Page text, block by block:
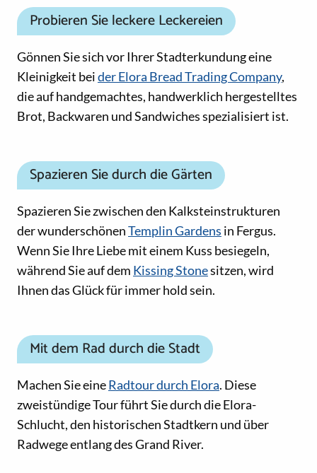
Probieren Sie leckere Leckereien
Gönnen Sie sich vor Ihrer Stadterkundung eine
Kleinigkeit beider Elora Bread Trading Company,
die auf handgemachtes, handwerklich hergestelltes
Brot, Backwaren und Sandwiches spezialisiert ist.
Spazieren Sie durch die Gärten
Spazieren Sie zwischen den Kalksteinstrukturen
der wunderschönenTemplin Gardens in Fergus.
Wenn Sie Ihre Liebe mit einem Kuss besiegeln,
während Sie auf dem Kissing Stonesitzen, wird
Ihnen das Glück für immer hold sein.
Mit dem Rad durch die Stadt
Machen Sie eineRadtour durch Elora. Diese
zweistündige Tour führt Sie durch die Elora-
Schlucht, den historischen Stadtkern und über
Radwege entlang des Grand River.